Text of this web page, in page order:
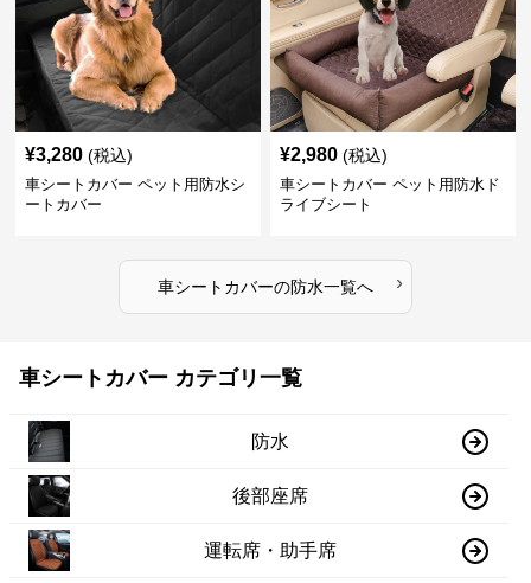
¥3,280 (税込)
車シートカバー ペット用防水シ
ートカバー
¥2,980 (税込)
車シートカバー ペット用防水ド
ライブシート
車シートカバーの防水一覧へ ›
車シートカバー カテゴリ一覧
防水
後部座席
運転席・助手席